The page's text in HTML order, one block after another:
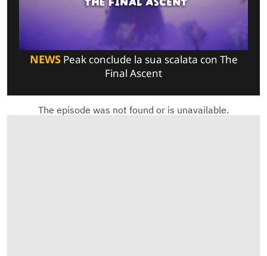
NEWSPeak conclude la sua scalata con The
Final Ascent